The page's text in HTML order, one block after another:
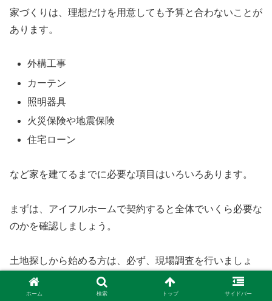
家づくりは、理想だけを用意しても予算と合わないことが
あります。
外構工事
カーテン
照明器具
火災保険や地震保険
住宅ローン
など家を建てるまでに必要な項目はいろいろあります。
まずは、アイフルホームで契約すると全体でいくら必要な
のかを確認しましょう。
土地探しから始める方は、必ず、現場調査を行いましょ
ホーム 検索 トップ サイドバー